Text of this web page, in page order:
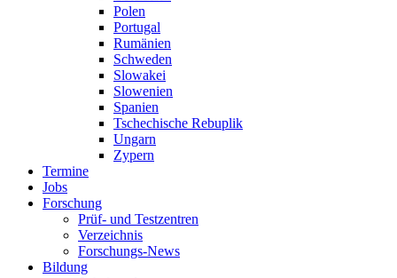
Polen
Portugal
Rumänien
Schweden
Slowakei
Slowenien
Spanien
Tschechische Rebuplik
Ungarn
Zypern
Termine
Jobs
Forschung
Prüf- und Testzentren
Verzeichnis
Forschungs-News
Bildung